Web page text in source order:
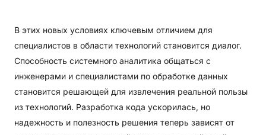
В этих новых условиях ключевым отличием для
специалистов в области технологий становится диалог.
Способность системного аналитика общаться с
инженерами и специалистами по обработке данных
становится решающей для извлечения реальной пользы
из технологий. Разработка кода ускорилась, но
надежность и полезность решения теперь зависят от